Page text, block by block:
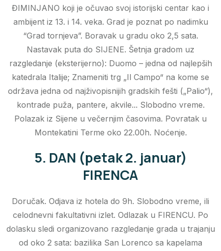
ĐIMINJANO koji je očuvao svoj istorijski centar kao i
ambijent iz 13. i 14. veka. Grad je poznat po nadimku
“Grad tornjeva”. Boravak u gradu oko 2,5 sata.
Nastavak puta do SIJENE. Šetnja gradom uz
razgledanje (eksterijerno): Duomo – jedna od najlepših
katedrala Italije; Znameniti trg „Il Campo“ na kome se
održava jedna od najživopisnijih gradskih fešti („Palio“),
kontrade puža, pantere, akvile... Slobodno vreme.
Polazak iz Sijene u večernjim časovima. Povratak u
Montekatini Terme oko 22.00h. Noćenje.
5. DAN (petak 2. januar)
FIRENCA
Doručak. Odjava iz hotela do 9h. Slobodno vreme, ili
celodnevni fakultativni izlet. Odlazak u FIRENCU. Po
dolasku sledi organizovano razgledanje grada u trajanju
od oko 2 sata: bazilika San Lorenco sa kapelama